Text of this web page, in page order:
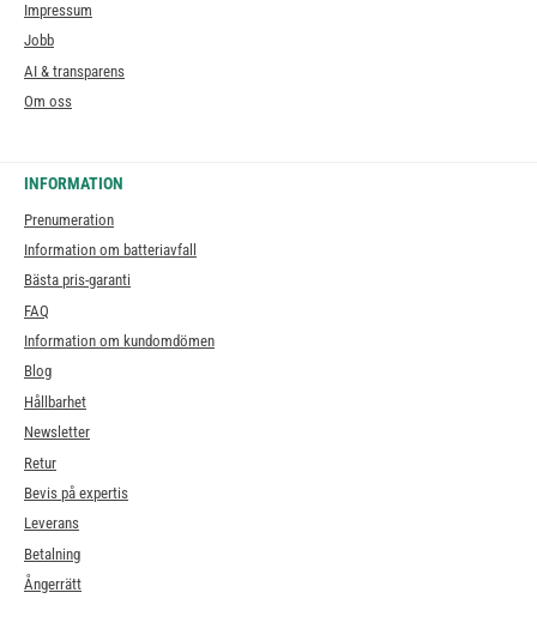
Impressum
Jobb
AI & transparens
Om oss
INFORMATION
Prenumeration
Information om batteriavfall
Bästa pris-garanti
FAQ
Information om kundomdömen
Blog
Hållbarhet
Newsletter
Retur
Bevis på expertis
Leverans
Betalning
Ångerrätt